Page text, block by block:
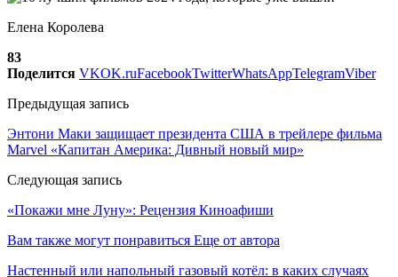
Елена Королева
83
Поделится VKOK.ruFacebookTwitterWhatsAppTelegramViber
Предыдущая запись
Энтони Маки защищает президента США в трейлере фильма
Marvel «Капитан Америка: Дивный новый мир»
Следующая запись
«Покажи мне Луну»: Рецензия Киноафиши
Вам также могут понравиться Еще от автора
Настенный или напольный газовый котёл: в каких случаях